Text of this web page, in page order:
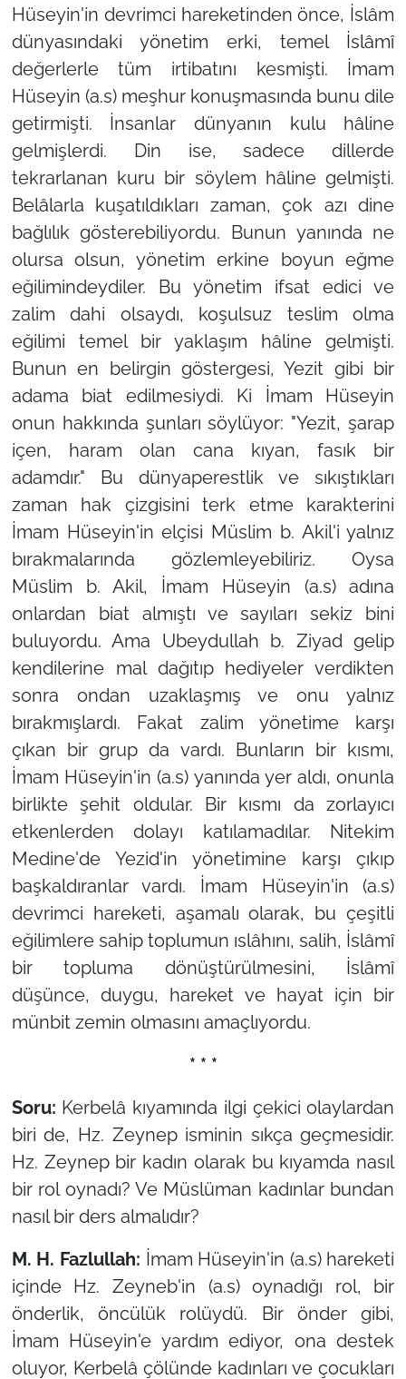
Hüseyin'in devrimci hareketinden önce, İslâm
dünyasındaki yönetim erki, temel İslâmî
değerlerle tüm irtibatını kesmişti. İmam
Hüseyin (a.s) meşhur konuşmasında bunu dile
getirmişti. İnsanlar dünyanın kulu hâline
gelmişlerdi. Din ise, sadece dillerde
tekrarlanan kuru bir söylem hâline gelmişti.
Belâlarla kuşatıldıkları zaman, çok azı dine
bağlılık gösterebiliyordu. Bunun yanında ne
olursa olsun, yönetim erkine boyun eğme
eğilimindeydiler. Bu yönetim ifsat edici ve
zalim dahi olsaydı, koşulsuz teslim olma
eğilimi temel bir yaklaşım hâline gelmişti.
Bunun en belirgin göstergesi, Yezit gibi bir
adama biat edilmesiydi. Ki İmam Hüseyin
onun hakkında şunları söylüyor: "Yezit, şarap
içen, haram olan cana kıyan, fasık bir
adamdır." Bu dünyaperestlik ve sıkıştıkları
zaman hak çizgisini terk etme karakterini
İmam Hüseyin'in elçisi Müslim b. Akil'i yalnız
bırakmalarında gözlemleyebiliriz. Oysa
Müslim b. Akil, İmam Hüseyin (a.s) adına
onlardan biat almıştı ve sayıları sekiz bini
buluyordu. Ama Ubeydullah b. Ziyad gelip
kendilerine mal dağıtıp hediyeler verdikten
sonra ondan uzaklaşmış ve onu yalnız
bırakmışlardı. Fakat zalim yönetime karşı
çıkan bir grup da vardı. Bunların bir kısmı,
İmam Hüseyin'in (a.s) yanında yer aldı, onunla
birlikte şehit oldular. Bir kısmı da zorlayıcı
etkenlerden dolayı katılamadılar. Nitekim
Medine'de Yezid'in yönetimine karşı çıkıp
başkaldıranlar vardı. İmam Hüseyin'in (a.s)
devrimci hareketi, aşamalı olarak, bu çeşitli
eğilimlere sahip toplumun ıslâhını, salih, İslâmî
bir topluma dönüştürülmesini, İslâmî
düşünce, duygu, hareket ve hayat için bir
münbit zemin olmasını amaçlıyordu.
* * *
Soru: Kerbelâ kıyamında ilgi çekici olaylardan
biri de, Hz. Zeynep isminin sıkça geçmesidir.
Hz. Zeynep bir kadın olarak bu kıyamda nasıl
bir rol oynadı? Ve Müslüman kadınlar bundan
nasıl bir ders almalıdır?
M. H. Fazlullah: İmam Hüseyin'in (a.s) hareketi
içinde Hz. Zeyneb'in (a.s) oynadığı rol, bir
önderlik, öncülük rolüydü. Bir önder gibi,
İmam Hüseyin'e yardım ediyor, ona destek
oluyor, Kerbelâ çölünde kadınları ve çocukları